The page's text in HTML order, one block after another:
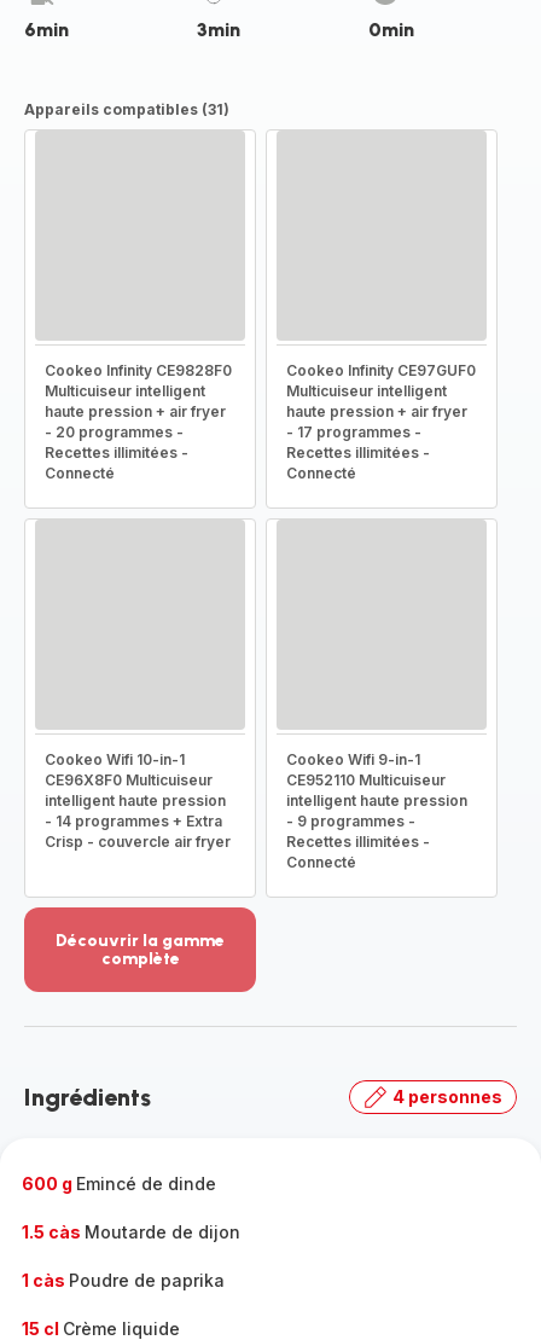
6min 3min 0min
Appareils compatibles (31)
Cookeo Infinity CE9828F0
Multicuiseur intelligent
haute pression + air fryer
- 20 programmes -
Recettes illimitées -
Connecté
Cookeo Infinity CE97GUF0
Multicuiseur intelligent
haute pression + air fryer
- 17 programmes -
Recettes illimitées -
Connecté
Cookeo Wifi 10-in-1
CE96X8F0 Multicuiseur
intelligent haute pression
- 14 programmes + Extra
Crisp - couvercle air fryer
Cookeo Wifi 9-in-1
CE952110 Multicuiseur
intelligent haute pression
- 9 programmes -
Recettes illimitées -
Connecté
Découvrir la gamme
complète
-
gamme
Ingrédients 4 personnes
600 g Emincé de dinde
1.5 càs Moutarde de dijon
1 càs Poudre de paprika
15 cl Crème liquide